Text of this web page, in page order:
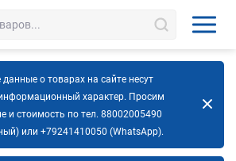
о товарах на сайте несут
характер. Просим
и стоимость по тел. 88002005490
или +79241410050 (WhatsApp).